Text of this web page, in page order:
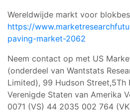
Wereldwijde markt voor
https://
paving-market-2062
Neem contact op met US
(onderdeel van Wantstats
Limited), 99 Hudson Street,5Th
Verenigde Staten van Amerika
0071 (VS) 44 2035 002 764